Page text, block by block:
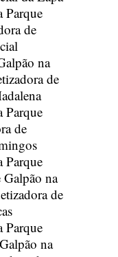
Parque
de
na
de
Parque
de
Parque
Galpão na
de
Parque
na